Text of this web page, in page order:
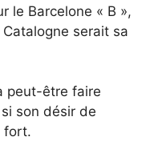
le Barcelone « B »,
serait sa
peut-être faire
son désir de
fort.